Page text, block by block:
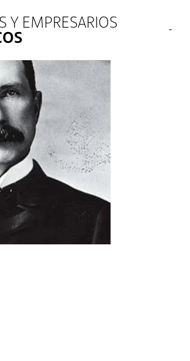
Y EMPRESARIOS